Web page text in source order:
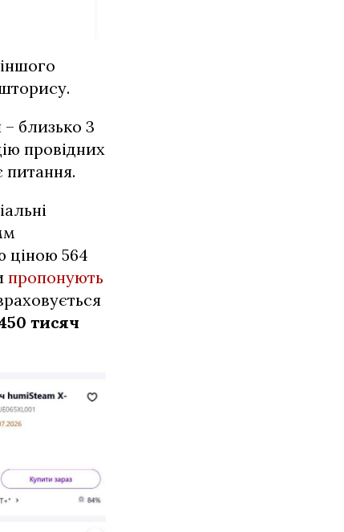
близько 3
провідних
питання.
ціною 564
пропонують
тисяч